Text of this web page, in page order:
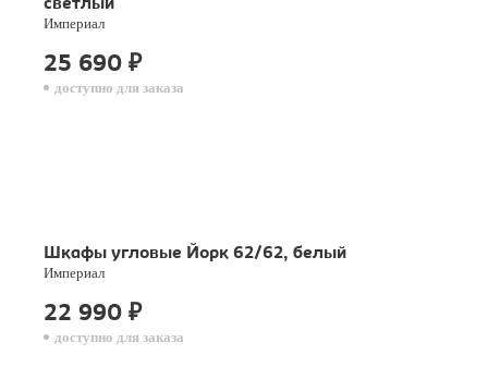
светлый
Империал
25 690 ₽
доступно для заказа
Шкафы угловые Йорк 62/62, белый
Империал
22 990 ₽
доступно для заказа